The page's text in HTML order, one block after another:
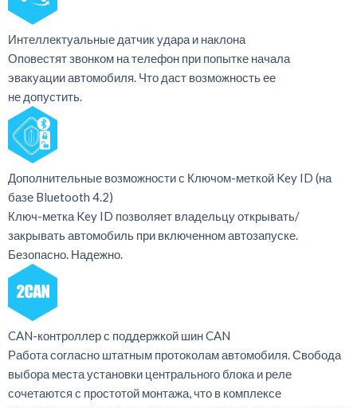
Интеллектуальные датчик удара и наклона
Оповестят звонком на телефон при попытке начала
эвакуации автомобиля. Что даст возможность ее
не допустить.
Дополнительные возможности с Ключом-меткой Key ID (на
базе Bluetooth 4.2)
Ключ-метка Key ID позволяет владельцу открывать/
закрывать автомобиль при включенном автозапуске.
Безопасно. Надежно.
CAN-контроллер с поддержкой шин CAN
Работа согласно штатным протоколам автомобиля. Свобода
выбора места установки центрального блока и реле
сочетаются с простотой монтажа, что в комплексе